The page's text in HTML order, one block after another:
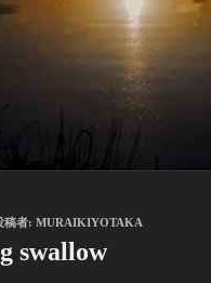
稿者: MURAIKIYOTAKA
swallow